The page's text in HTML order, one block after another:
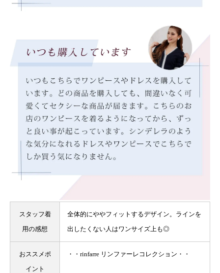
スタッフ着
用の感想
全体的にややフィットするデザイン。ラインを
出したくない人はワンサイズ上も◎
おススメポ
イント
・・rinfarre リンファーレコレクション・・